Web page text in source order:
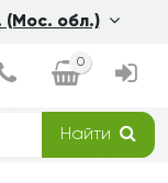
(Мос. обл.)
0
Найти